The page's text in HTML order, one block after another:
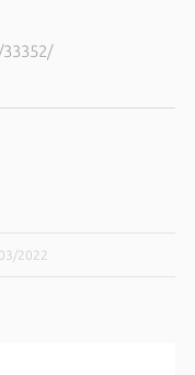
2022